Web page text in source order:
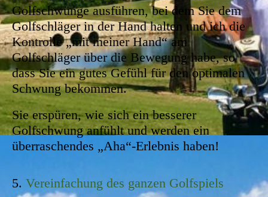
Golfschwünge ausführen, bei dem Sie dem
Golfschläger in der Hand halten und ich die
Kontrolle „mit meiner Hand“ am
Golfschläger über die Bewegung habe, so
dass Sie ein gutes Gefühl für den optimalen
Schwung bekommen.
Sie erspüren, wie sich ein besserer
Golfschwung anfühlt und werden ein
überraschendes „Aha“-Erlebnis haben!
5. Vereinfachung des ganzen Golfspiels